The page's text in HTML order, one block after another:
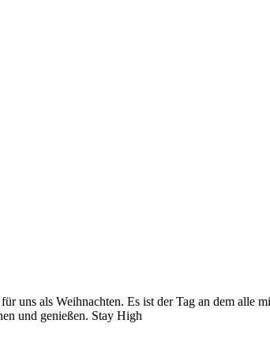
uns als Weihnachten. Es ist der Tag an dem alle
und genießen. Stay High